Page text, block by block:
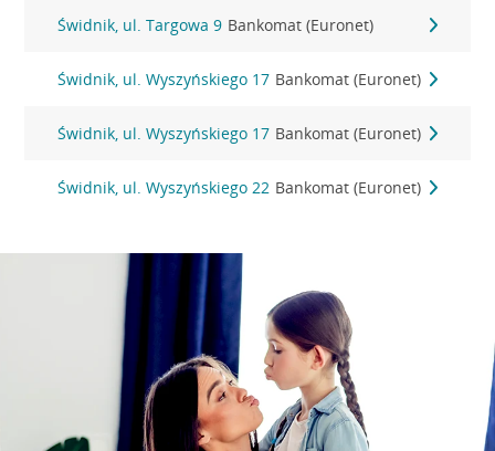
Świdnik, ul. Targowa 9 Bankomat (Euronet)
Świdnik, ul. Wyszyńskiego 17 Bankomat (Euronet)
Świdnik, ul. Wyszyńskiego 17 Bankomat (Euronet)
Świdnik, ul. Wyszyńskiego 22 Bankomat (Euronet)